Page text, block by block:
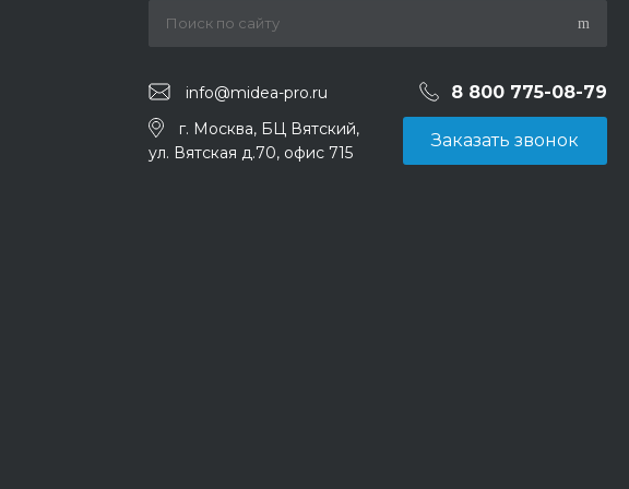
info@midea-pro.ru 8 800 775-08-79
г. Москва, БЦ Вятский,
ул. Вятская д.70, офис 715
Заказать звонок